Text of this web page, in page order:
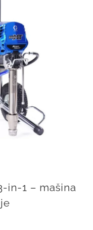
in-1 – mašina